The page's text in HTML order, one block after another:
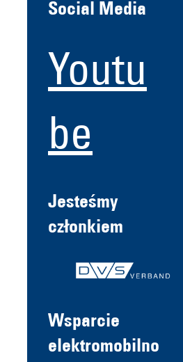
Social Media
Youtu
be
Jesteśmy
członkiem
Wsparcie
elektromobilno